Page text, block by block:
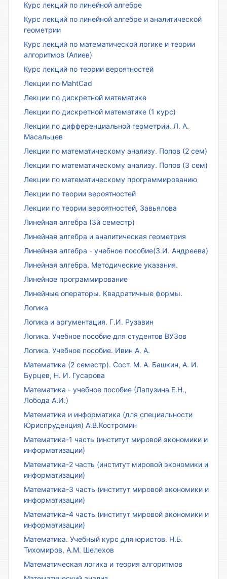
Курс лекций по линейной алгебре
Курс лекций по линейной алгебре и аналитической
геометрии
Курс лекций по математической логике и теории
алгоритмов (Алиев)
Курс лекций по теории вероятностей
Лекции по MahtCad
Лекции по дискретной математике
Лекции по дискретной математике (1 курс)
Лекции по дифференциальной геометрии. Л. А.
Масальцев
Лекции по математическому анализу. Попов (2 сем)
Лекции по математическому анализу. Попов (3 сем)
Лекции по математическому программированию
Лекции по теории вероятностей
Лекции по теории вероятностей, Завьялова
Линейная алгебра (3й семестр)
Линейная алгебра и аналитическая геометрия
Линейная алгебра - учебное пособие(З.И. Андреева)
Линейная алгебра. Методические указания.
Линейное программирование
Линейные операторы. Квадратичные формы.
Логика
Логика и аргументация. Г.И. Рузавин
Логика. Учебное пособие для студентов ВУЗов
Логика. Учебное пособие. Ивин А. А.
Математика (2 семестр). Сост. М. А. Башкин, А. И.
Бурцев, Н. И. Гусарова
Математика - учебное пособие (Лапузина Е.Н.,
Лобода А.И.)
Математика и информатика (для специальности
Юриспруденция) А.В.Костромин
Математика-1 часть (институт мировой экономики и
информатизации)
Математика-2 часть (институт мировой экономики и
информатизации)
Математика-3 часть (институт мировой экономики и
информатизации)
Математика-4 часть (институт мировой экономики и
информатизации)
Математика. Учебный курс для юристов. Н.Б.
Тихомиров, А.М. Шелехов
Математическая логика и теория алгоритмов